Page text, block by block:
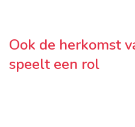
Ook de herkomst
speelt een rol